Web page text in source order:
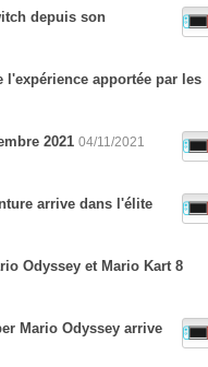
depuis son
l'expérience apportée par les
2021 04/11/2021
arrive dans l'élite
Odyssey et Mario Kart 8
Mario Odyssey arrive